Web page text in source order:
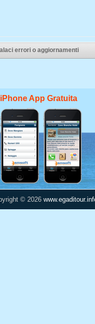
errori o aggiornamenti
iPhone App Gratuita
© 2026